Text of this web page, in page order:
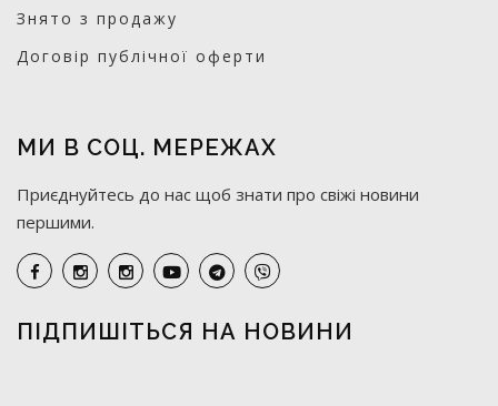
Знято з продажу
Договір публічної оферти
МИ В СОЦ. МЕРЕЖАХ
Приєднуйтесь до нас щоб знати про свіжі новини
першими.
ПІДПИШІТЬСЯ НА НОВИНИ